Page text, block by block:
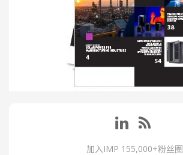
加入IMP 155,000+粉丝圈